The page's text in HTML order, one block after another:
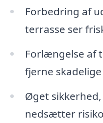
Forbedring af
terrasse ser
Forlængelse af
fjerne
Øget
nedsætter